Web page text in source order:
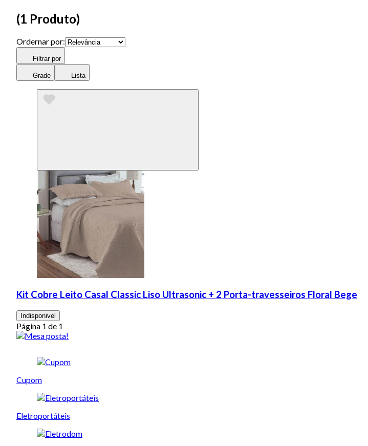
(1 Produto)
Ordernar por:
Filtrar por
Grade Lista
Kit Cobre Leito Casal Classic Liso Ultrasonic + 2 Porta-travesseiros Floral Bege
Indisponivel
Página 1 de 1
Cupom
Eletroportáteis